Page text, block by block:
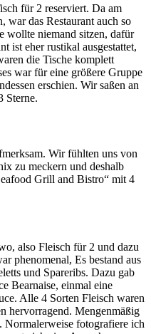
für 2 reserviert. Da am
war das Restaurant auch so
wollte niemand sitzen, dafür
ist eher rustikal ausgestattet,
die Tische komplett
war für eine größere Gruppe
erschien. Wir saßen an
Sterne.
Wir fühlten uns von
zu meckern und deshalb
Grill and Bistro“ mit 4
also Fleisch für 2 und dazu
phenomenal, Es bestand aus
und Spareribs. Dazu gab
Bearnaise, einmal eine
Alle 4 Sorten Fleisch waren
hervorragend. Mengenmäßig
Normalerweise fotografiere ich